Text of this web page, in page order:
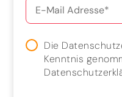
Die
Kenntnis